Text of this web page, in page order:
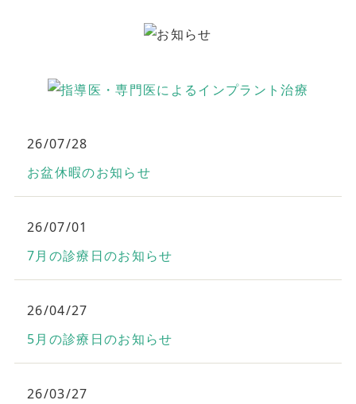
26/07/28
お盆休暇のお知らせ
26/07/01
7月の診療日のお知らせ
26/04/27
5月の診療日のお知らせ
26/03/27